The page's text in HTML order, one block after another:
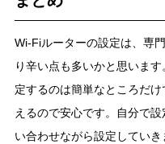
Wi-Fiルーターの設定は、専
り辛い点も多いかと思いま
定するのは簡単なところだ
えるので安心です。自分で
い合わせながら設定していき